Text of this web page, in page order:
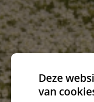
Deze
van